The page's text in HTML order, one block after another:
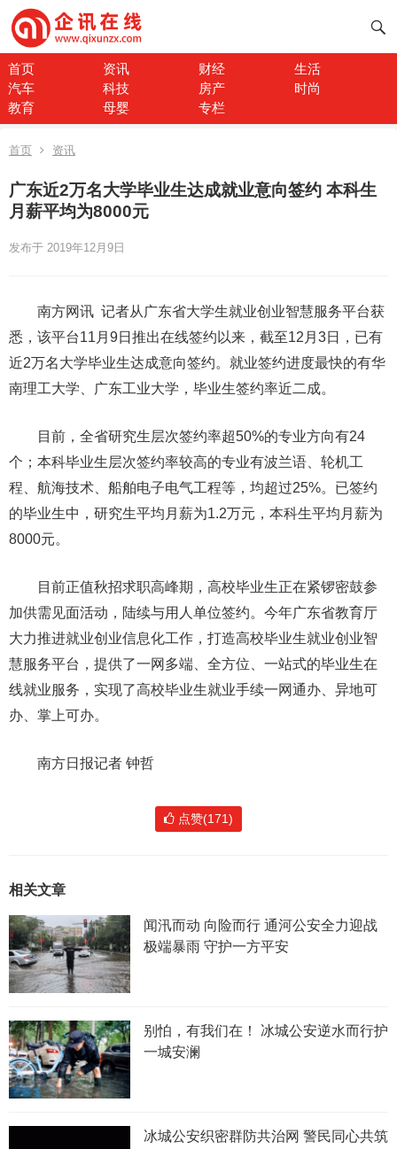
首页 资讯 财经
生活
汽车
科技 房产
时尚
教育
母婴 专栏
首页 资讯
广东近2万名大学毕业生达成就业意向签约 本科生
月薪平均为8000元
发布于 2019年12月9日
南方网讯 记者从广东省大学生就业创业智慧服务平台获
悉，该平台11月9日推出在线签约以来，截至12月3日，已有
近2万名大学毕业生达成意向签约。就业签约进度最快的有华
南理工大学、广东工业大学，毕业生签约率近二成。
目前，全省研究生层次签约率超50%的专业方向有24
个；本科毕业生层次签约率较高的专业有波兰语、轮机工
程、航海技术、船舶电子电气工程等，均超过25%。已签约
的毕业生中，研究生平均月薪为1.2万元，本科生平均月薪为
8000元。
目前正值秋招求职高峰期，高校毕业生正在紧锣密鼓参
加供需见面活动，陆续与用人单位签约。今年广东省教育厅
大力推进就业创业信息化工作，打造高校毕业生就业创业智
慧服务平台，提供了一网多端、全方位、一站式的毕业生在
线就业服务，实现了高校毕业生就业手续一网通办、异地可
办、掌上可办。
南方日报记者 钟哲
点赞(171)
相关文章
闻汛而动 向险而行 通河公安全力迎战
极端暴雨 守护一方平安
别怕，有我们在！ 冰城公安逆水而行护
一城安澜
冰城公安织密群防共治网 警民同心共筑